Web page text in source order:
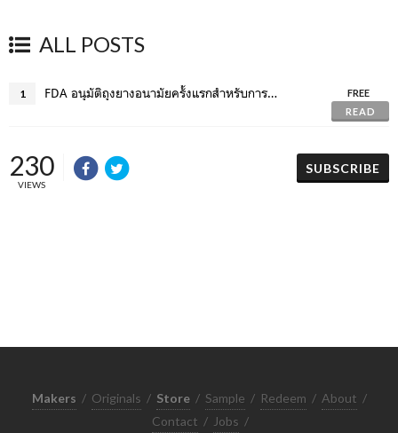
ALL POSTS
1 FDA อนุมัติถุงยางอนามัยครั้งแรกสำหรับการมีเพศสัมพันธ์ทางทวารหนัก
FREE
READ
230
VIEWS
SUBSCRIBE
Makers / Originals / Store / Sample / Redeem / About /
Contact / Jobs /